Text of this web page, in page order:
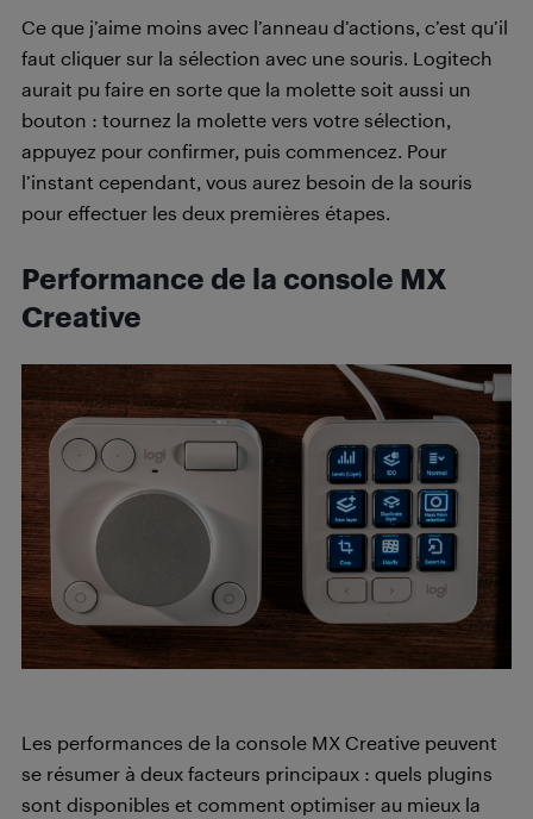
Ce que j’aime moins avec l’anneau d’actions, c’est qu’il
faut cliquer sur la sélection avec une souris. Logitech
aurait pu faire en sorte que la molette soit aussi un
bouton : tournez la molette vers votre sélection,
appuyez pour confirmer, puis commencez. Pour
l’instant cependant, vous aurez besoin de la souris
pour effectuer les deux premières étapes.
Performance de la console MX
Creative
Les performances de la console MX Creative peuvent
se résumer à deux facteurs principaux : quels plugins
sont disponibles et comment optimiser au mieux la